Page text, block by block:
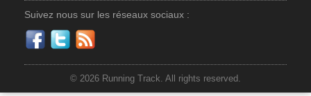
Suivez nous sur les réseaux sociaux :
© 2026 Running Track. All rights reserved.